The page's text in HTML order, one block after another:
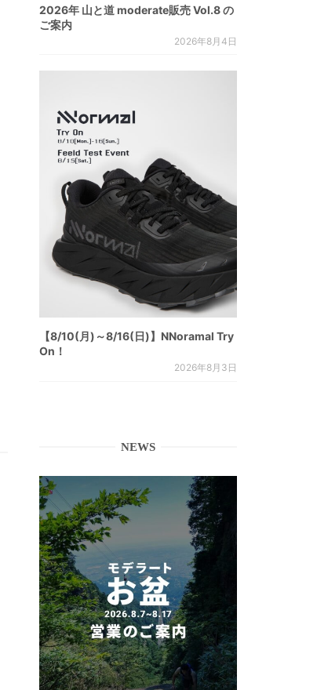
2026年 山と道 moderate販売 Vol.8 の
ご案内
2026年8月4日
【8/10(月)～8/16(日)】NNoramal Try
On！
2026年8月3日
NEWS